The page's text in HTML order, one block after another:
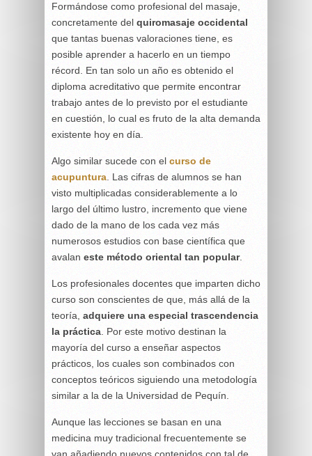
Formándose como profesional del masaje,
concretamente del quiromasaje occidental
que tantas buenas valoraciones tiene, es
posible aprender a hacerlo en un tiempo
récord. En tan solo un año es obtenido el
diploma acreditativo que permite encontrar
trabajo antes de lo previsto por el estudiante
en cuestión, lo cual es fruto de la alta demanda
existente hoy en día.
Algo similar sucede con el curso de
acupuntura . Las cifras de alumnos se han
visto multiplicadas considerablemente a lo
largo del último lustro, incremento que viene
dado de la mano de los cada vez más
numerosos estudios con base científica que
avalan este método oriental tan popular.
Los profesionales docentes que imparten dicho
curso son conscientes de que, más allá de la
teoría, adquiere una especial trascendencia
la práctica . Por este motivo destinan la
mayoría del curso a enseñar aspectos
prácticos, los cuales son combinados con
conceptos teóricos siguiendo una metodología
similar a la de la Universidad de Pequín.
Aunque las lecciones se basan en una
medicina muy tradicional frecuentemente se